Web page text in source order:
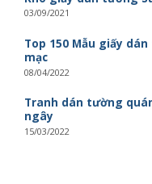
03/09/2021
Top 150 Mẫu giấy
mạc
08/04/2022
Tranh dán tường
ngây
15/03/2022